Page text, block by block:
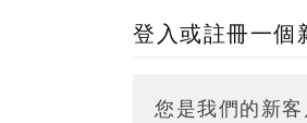
登入或註冊一個
您是我們的新